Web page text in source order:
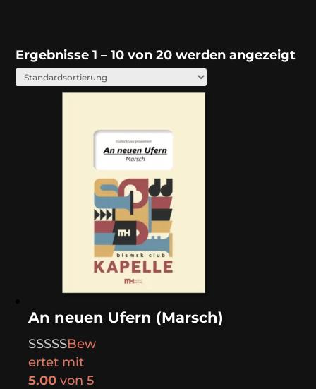
Ergebnisse 1 – 10 von 20 werden angezeigt
An neuen Ufern (Marsch)
Bew
ertet mit
5.00 von 5